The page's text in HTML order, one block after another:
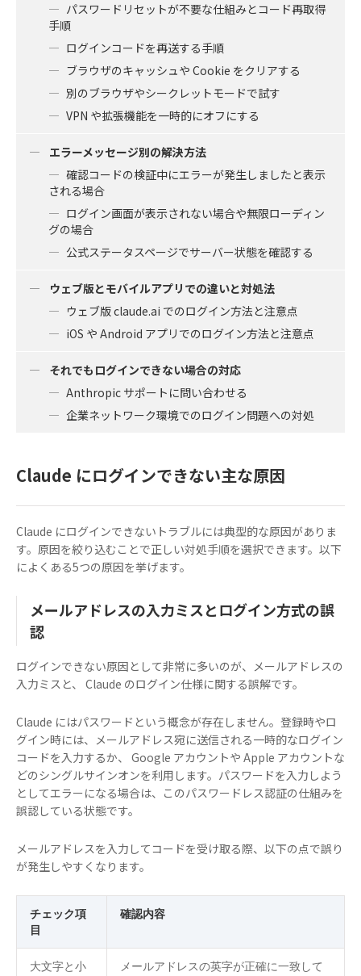
パスワードリセットが不要な仕組みとコード再取得
手順
ログインコードを再送する手順
ブラウザのキャッシュや Cookie をクリアする
別のブラウザやシークレットモードで試す
VPN や拡張機能を一時的にオフにする
エラーメッセージ別の解決方法
確認コードの検証中にエラーが発生しましたと表示
される場合
ログイン画面が表示されない場合や無限ローディン
グの場合
公式ステータスページでサーバー状態を確認する
ウェブ版とモバイルアプリでの違いと対処法
ウェブ版 claude.ai でのログイン方法と注意点
iOS や Android アプリでのログイン方法と注意点
それでもログインできない場合の対応
Anthropic サポートに問い合わせる
企業ネットワーク環境でのログイン問題への対処
Claude にログインできない主な原因
Claude にログインできないトラブルには典型的な原因がありま
す。原因を絞り込むことで正しい対処手順を選択できます。以下
によくある5つの原因を挙げます。
メールアドレスの入力ミスとログイン方式の誤
認
ログインできない原因として非常に多いのが、メールアドレスの
入力ミスと、 Claude のログイン仕様に関する誤解です。
Claude にはパスワードという概念が存在しません。登録時やロ
グイン時には、メールアドレス宛に送信される一時的なログイン
コードを入力するか、 Google アカウントや Apple アカウントな
どのシングルサインオンを利用します。パスワードを入力しよう
としてエラーになる場合は、このパスワードレス認証の仕組みを
誤認している状態です。
メールアドレスを入力してコードを受け取る際、以下の点で誤り
が発生しやすくなります。
チェック項
目
確認内容
大文字と小
メールアドレスの英字が正確に一致して